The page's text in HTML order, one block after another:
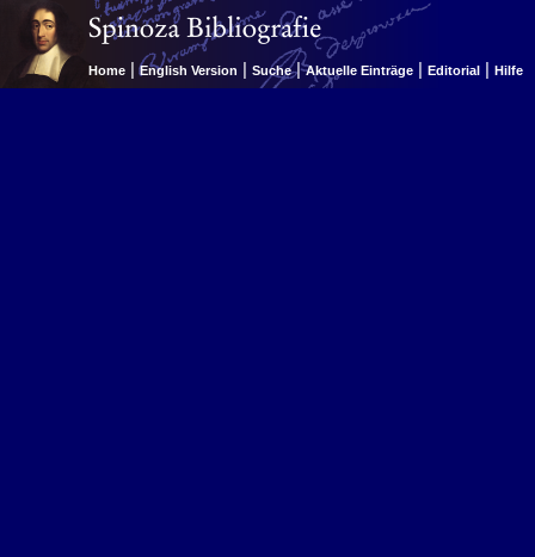
Home | English Version | Suche | Aktuelle Einträge | Editorial | Hilfe